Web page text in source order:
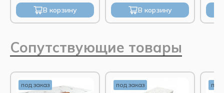
В корзину В корзину
Сопутствующие товары
под заказ под заказ под